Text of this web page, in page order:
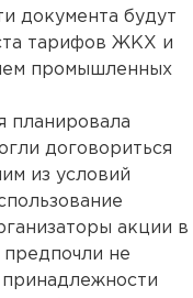
документа будут
тарифов ЖКХ и
промышленных
планировала
договориться
из условий
акции в
не
принадлежности